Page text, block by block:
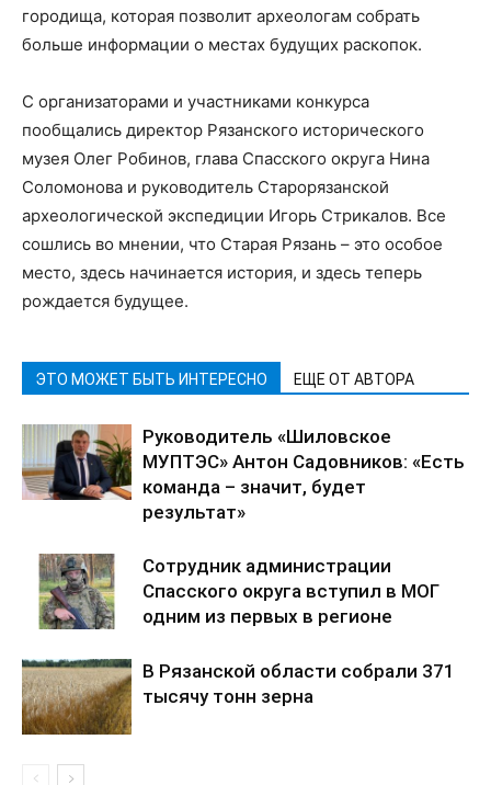
городища, которая позволит археологам собрать
больше информации о местах будущих раскопок.
С организаторами и участниками конкурса
пообщались директор Рязанского исторического
музея Олег Робинов, глава Спасского округа Нина
Соломонова и руководитель Старорязанской
археологической экспедиции Игорь Стрикалов. Все
сошлись во мнении, что Старая Рязань – это особое
место, здесь начинается история, и здесь теперь
рождается будущее.
ЭТО МОЖЕТ БЫТЬ ИНТЕРЕСНО ЕЩЕ ОТ АВТОРА
Руководитель «Шиловское
МУПТЭС» Антон Садовников: «Есть
команда – значит, будет
результат»
Сотрудник администрации
Спасского округа вступил в МОГ
одним из первых в регионе
В Рязанской области собрали 371
тысячу тонн зерна